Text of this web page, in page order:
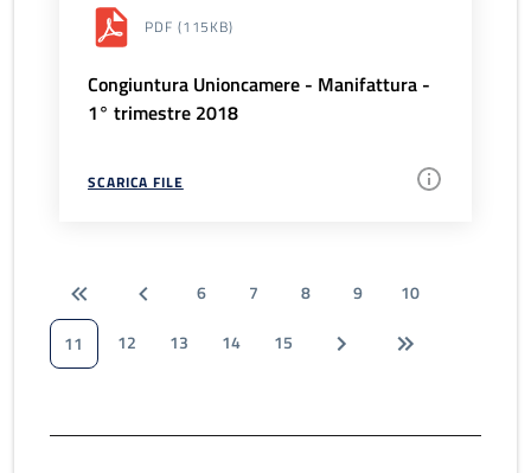
PDF (115KB)
Congiuntura Unioncamere - Manifattura -
1° trimestre 2018
SCARICA FILE
6 7 8 9
10
11
12 13 14 15